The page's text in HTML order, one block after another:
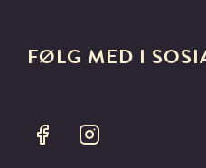
FØLG MED I